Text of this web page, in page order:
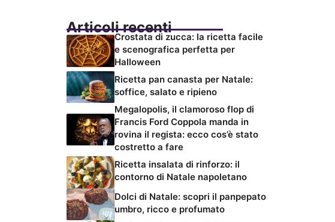
Articoli recenti
Crostata di zucca: la ricetta facile
e scenografica perfetta per
Halloween
Ricetta pan canasta per Natale:
soffice, salato e ripieno
Megalopolis, il clamoroso flop di
Francis Ford Coppola manda in
rovina il regista: ecco cos’è stato
costretto a fare
Ricetta insalata di rinforzo: il
contorno di Natale napoletano
Dolci di Natale: scopri il panpepato
umbro, ricco e profumato